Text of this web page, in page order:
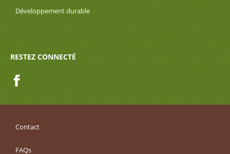
Développement durable
RESTEZ CONNECTÉ
Contact
FAQs